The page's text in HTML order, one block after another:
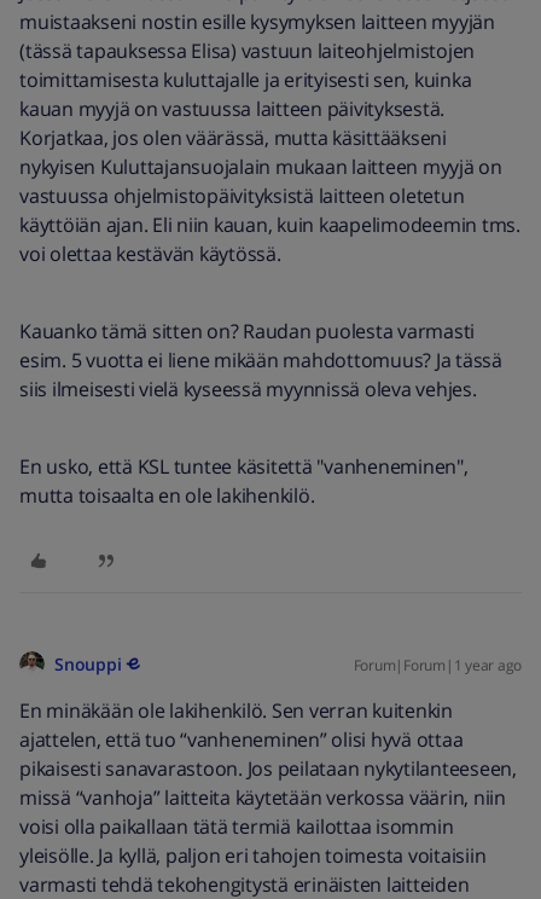
muistaakseni nostin esille kysymyksen laitteen myyjän
(tässä tapauksessa Elisa) vastuun laiteohjelmistojen
toimittamisesta kuluttajalle ja erityisesti sen, kuinka
kauan myyjä on vastuussa laitteen päivityksestä.
Korjatkaa, jos olen väärässä, mutta käsittääkseni
nykyisen Kuluttajansuojalain mukaan laitteen myyjä on
vastuussa ohjelmistopäivityksistä laitteen oletetun
käyttöiän ajan. Eli niin kauan, kuin kaapelimodeemin tms.
voi olettaa kestävän käytössä.
Kauanko tämä sitten on? Raudan puolesta varmasti
esim. 5 vuotta ei liene mikään mahdottomuus? Ja tässä
siis ilmeisesti vielä kyseessä myynnissä oleva vehjes.
En usko, että KSL tuntee käsitettä "vanheneminen",
mutta toisaalta en ole lakihenkilö.
Snouppi Forum|Forum|1 year ago
En minäkään ole lakihenkilö. Sen verran kuitenkin
ajattelen, että tuo “vanheneminen” olisi hyvä ottaa
pikaisesti sanavarastoon. Jos peilataan nykytilanteeseen,
missä “vanhoja” laitteita käytetään verkossa väärin, niin
voisi olla paikallaan tätä termiä kailottaa isommin
yleisölle. Ja kyllä, paljon eri tahojen toimesta voitaisiin
varmasti tehdä tekohengitystä erinäisten laitteiden